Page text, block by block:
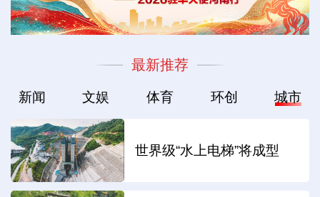
最新推荐
新闻 文娱 体育 环创 城市
世界级“水上电梯”将成型